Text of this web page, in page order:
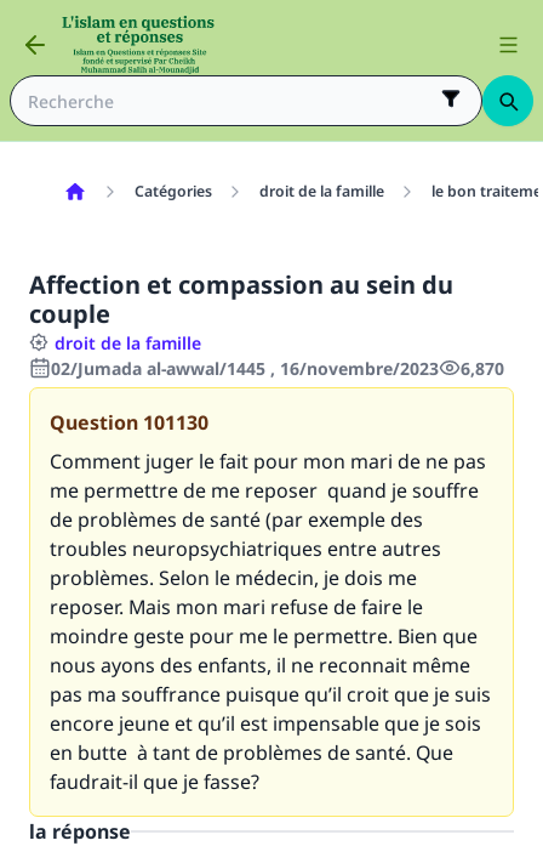
Catégories droit de la famille le bon
Affection et compassion au sein du
couple
droit de la famille
02/Jumada al-awwal/1445 , 16/novembre/2023
6,870
Question 101130
Comment juger le fait pour mon mari de ne pas
me permettre de me reposer quand je souffre
de problèmes de santé (par exemple des
troubles neuropsychiatriques entre autres
problèmes. Selon le médecin, je dois me
reposer. Mais mon mari refuse de faire le
moindre geste pour me le permettre. Bien que
nous ayons des enfants, il ne reconnait même
pas ma souffrance puisque qu’il croit que je suis
encore jeune et qu’il est impensable que je sois
en butte à tant de problèmes de santé. Que
faudrait-il que je fasse?
la réponse